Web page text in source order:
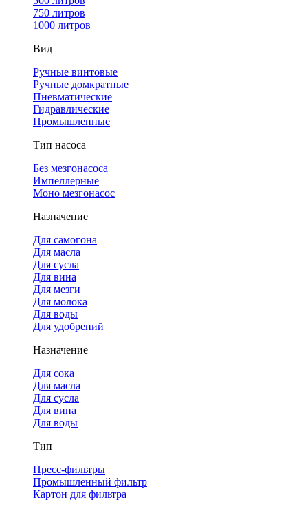
750 литров
1000 литров
Вид
Ручные винтовые
Ручные домкратные
Пневматические
Гидравлические
Промышленные
Тип насоса
Без мезгонасоса
Импеллерные
Моно мезгонасос
Назначение
Для самогона
Для масла
Для сусла
Для вина
Для мезги
Для молока
Для воды
Для удобрений
Назначение
Для сока
Для масла
Для сусла
Для вина
Для воды
Тип
Пресс-фильтры
Промышленный фильтр
Картон для фильтра